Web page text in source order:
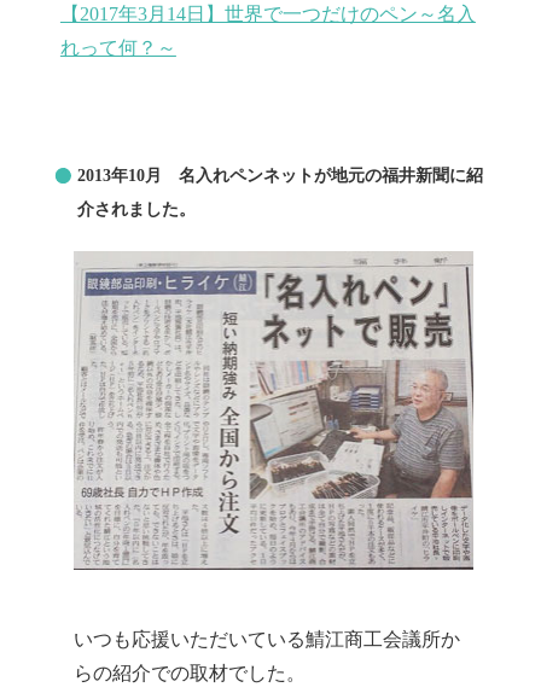
【2017年3月14日】世界で一つだけのペン～名入
れって何？～
2013年10月 名入れペンネットが地元の福井新聞に紹
介されました。
いつも応援いただいている鯖江商工会議所か
らの紹介での取材でした。